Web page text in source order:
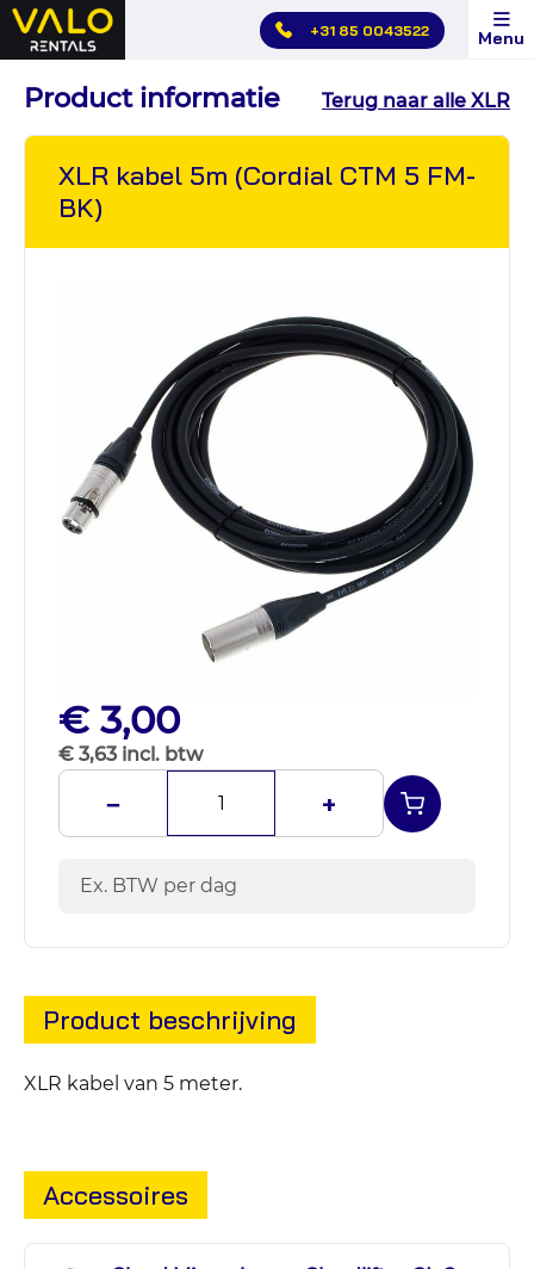
Hoofdmenu
overslaan
+31 85 0043522 Menu
Product informatie Terug naar alle XLR
XLR kabel 5m (Cordial CTM 5 FM-
BK)
€ 3,00
€ 3,63 incl. btw
− +
Ex. BTW per dag
Product beschrijving
XLR kabel van 5 meter.
Accessoires